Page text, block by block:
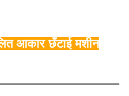
आकार छँटाई मशीन